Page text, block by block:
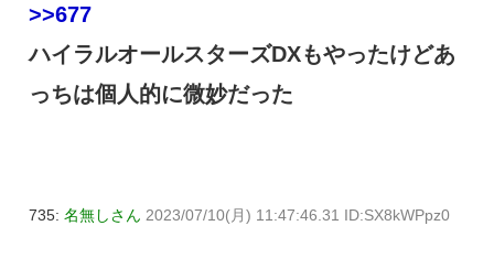
>>677
ハイラルオールスターズDXもやったけどあ
っちは個人的に微妙だった
735: 名無しさん 2023/07/10(月) 11:47:46.31 ID:SX8kWPpz0